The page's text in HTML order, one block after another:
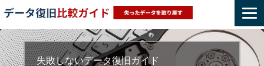
Skip
to
content
失敗しないデータ復旧ガイド